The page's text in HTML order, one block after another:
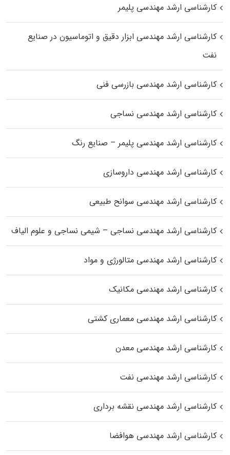
کارشناسی ارشد مهندسی پلیمر
کارشناسی ارشد مهندسی ابزار دقیق و اتوماسیون در صنایع
نفت
کارشناسی ارشد مهندسی بازرسی فنی
کارشناسی ارشد مهندسی نساجی
کارشناسی ارشد مهندسی پلیمر – صنایع رنگ
کارشناسی ارشد مهندسی داروسازی
کارشناسی ارشد مهندسی سوانح طبیعی
کارشناسی ارشد مهندسی نساجی – شیمی نساجی و علوم الیاف
کارشناسی ارشد مهندسی متالورژی و مواد
کارشناسی ارشد مهندسی مکانیک
کارشناسی ارشد مهندسی معماری کشتی
کارشناسی ارشد مهندسی معدن
کارشناسی ارشد مهندسی نفت
کارشناسی ارشد مهندسی نقشه برداری
کارشناسی ارشد مهندسی هوافضا